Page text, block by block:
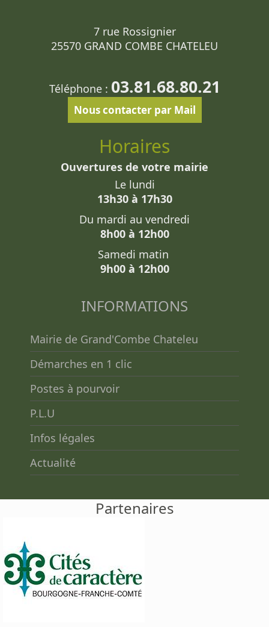
7 rue Rossignier
25570 GRAND COMBE CHATELEU
Téléphone : 03.81.68.80.21
Nous contacter par Mail
Horaires
Ouvertures de votre mairie
Le lundi
13h30 à 17h30
Du mardi au vendredi
8h00 à 12h00
Samedi matin
9h00 à 12h00
INFORMATIONS
Mairie de Grand'Combe Chateleu
Démarches en 1 clic
Postes à pourvoir
P.L.U
Infos légales
Actualité
Partenaires